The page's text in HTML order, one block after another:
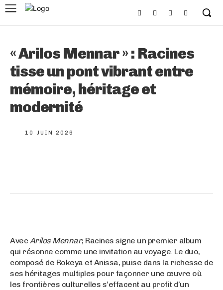
« Arilos Mennar » : Racines
tisse un pont vibrant entre
mémoire, héritage et
modernité
10 JUIN 2026
Avec Arilos Mennar, Racines signe un premier album
qui résonne comme une invitation au voyage. Le duo,
composé de Rokeya et Anissa, puise dans la richesse de
ses héritages multiples pour façonner une œuvre où
les frontières culturelles s’effacent au profit d’un